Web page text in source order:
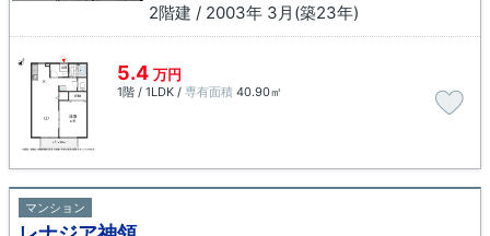
2階建 / 2003年 3月(築23年)
5.4 万円
1階 / 1LDK / 専有面積 40.90㎡
マンション